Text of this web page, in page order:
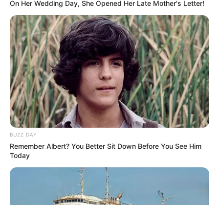
On Her Wedding Day, She Opened Her Late Mother's Letter!
BUZZ DAY
Remember Albert? You Better Sit Down Before You See Him
Today